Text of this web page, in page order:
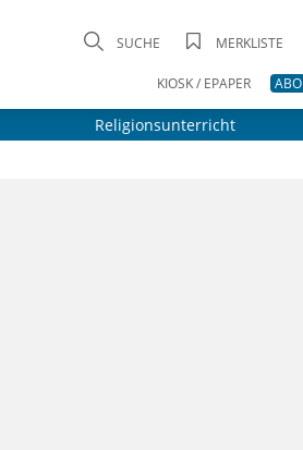
SUCHE MERKLISTE
KIOSK / EPAPER ABO
Religionsunterricht